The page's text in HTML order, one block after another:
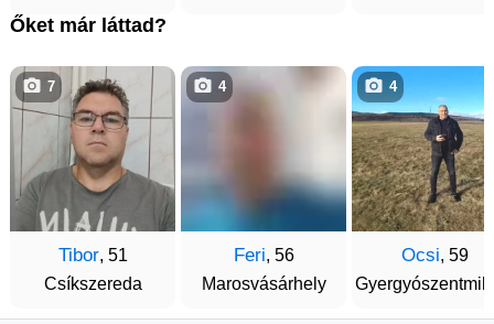
Őket már láttad?
Tibor, 51
Csíkszereda
7
Feri, 56
Marosvásárhely
4
Ocsi, 59
4